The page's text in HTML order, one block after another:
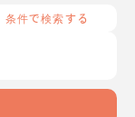
条件で検索する